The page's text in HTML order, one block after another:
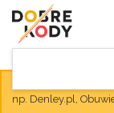
np. Denley.pl,